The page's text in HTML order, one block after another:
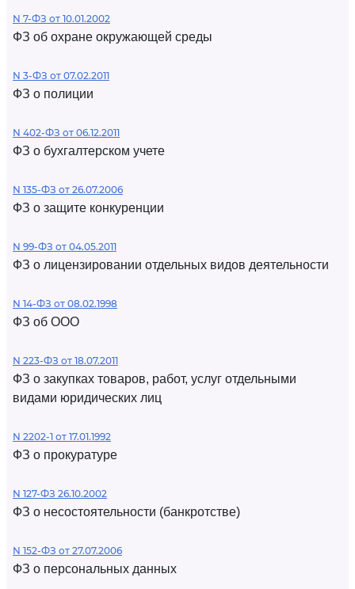
N 7-ФЗ от 10.01.2002
ФЗ об охране окружающей среды
N 3-ФЗ от 07.02.2011
ФЗ о полиции
N 402-ФЗ от 06.12.2011
ФЗ о бухгалтерском учете
N 135-ФЗ от 26.07.2006
ФЗ о защите конкуренции
N 99-ФЗ от 04.05.2011
ФЗ о лицензировании отдельных видов деятельности
N 14-ФЗ от 08.02.1998
ФЗ об ООО
N 223-ФЗ от 18.07.2011
ФЗ о закупках товаров, работ, услуг отдельными
видами юридических лиц
N 2202-1 от 17.01.1992
ФЗ о прокуратуре
N 127-ФЗ 26.10.2002
ФЗ о несостоятельности (банкротстве)
N 152-ФЗ от 27.07.2006
ФЗ о персональных данных